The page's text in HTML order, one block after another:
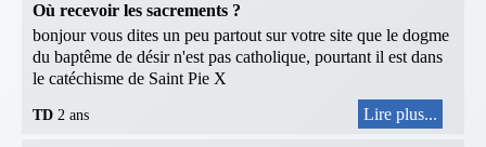
Où recevoir les sacrements ?
bonjour vous dites un peu partout sur votre site que le dogme
du baptême de désir n'est pas catholique, pourtant il est dans
le catéchisme de Saint Pie X
TD 2 ans Lire plus...